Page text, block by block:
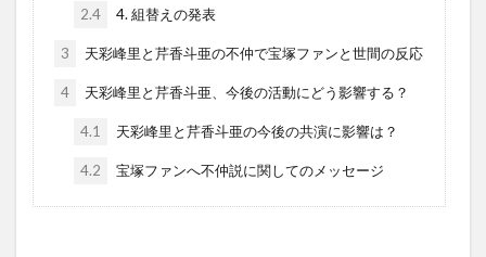
2.4 4. 組替えの発表
3 天彩峰里と芹香斗亜の不仲で宝塚ファンと世間の反応
4 天彩峰里と芹香斗亜、今後の活動にどう影響する？
4.1 天彩峰里と芹香斗亜の今後の共演に影響は？
4.2 宝塚ファンへ不仲説に関してのメッセージ